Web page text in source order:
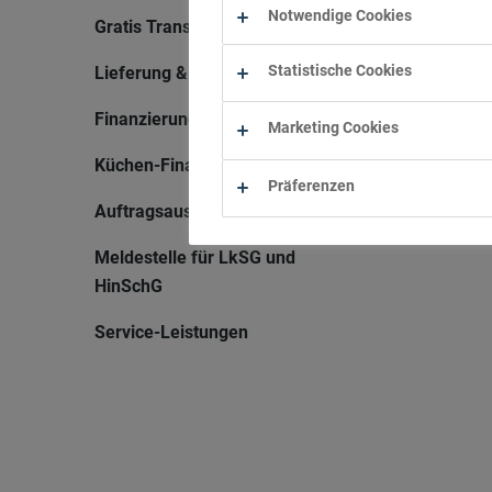
Gratis Transporter
Lieferung & Montage
Finanzierung
Küchen-Finanzierung
Auftragsauskunft
Meldestelle für LkSG und
HinSchG
Service-Leistungen
Notwendige Cookies
Statistische Cookies
Marketing Cookies
Präferenzen